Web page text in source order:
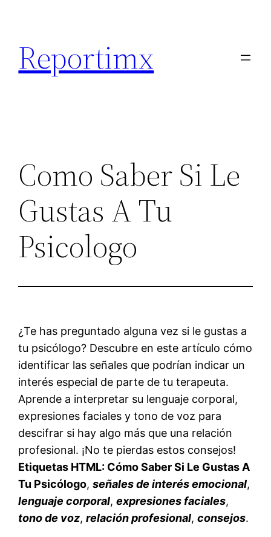
contenido
Reportimx
Como Saber Si Le
Gustas A Tu
Psicologo
¿Te has preguntado alguna vez si le gustas a
tu psicólogo? Descubre en este artículo cómo
identificar las señales que podrían indicar un
interés especial de parte de tu terapeuta.
Aprende a interpretar su lenguaje corporal,
expresiones faciales y tono de voz para
descifrar si hay algo más que una relación
profesional. ¡No te pierdas estos consejos!
Etiquetas HTML: Cómo Saber Si Le Gustas A
Tu Psicólogo,señales de interés emocional,
lenguaje corporal,expresiones faciales,
tono de voz,relación profesional,consejos.